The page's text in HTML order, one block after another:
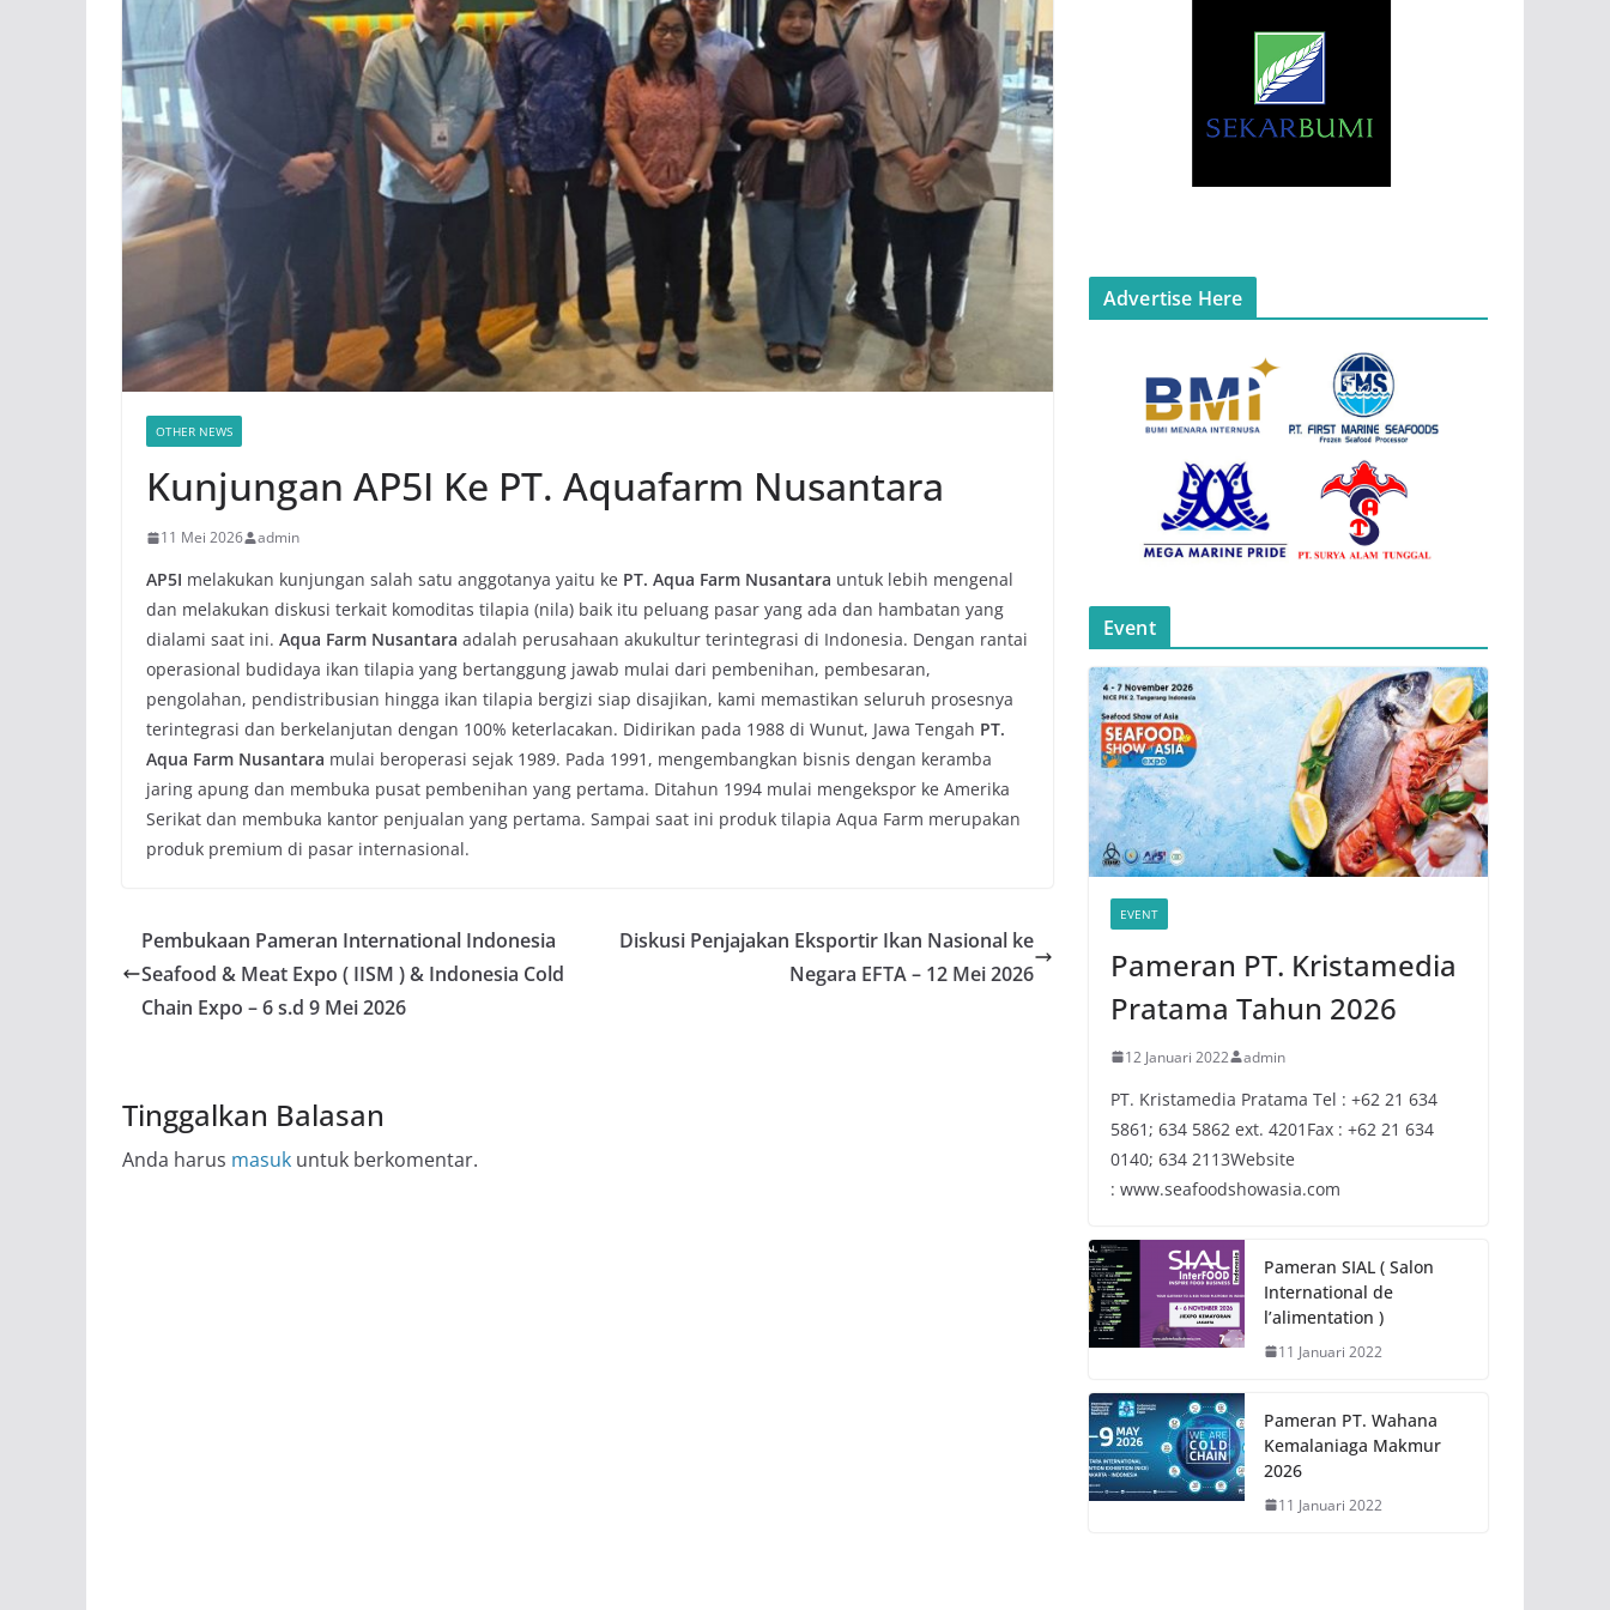
OTHER NEWS
Kunjungan AP5I Ke PT. Aquafarm Nusantara
11 Mei 2026 admin
AP5I melakukan kunjungan salah satu anggotanya yaitu ke PT. Aqua Farm Nusantara untuk lebih mengenal
dan melakukan diskusi terkait komoditas tilapia (nila) baik itu peluang pasar yang ada dan hambatan yang
dialami saat ini. Aqua Farm Nusantara adalah perusahaan akukultur terintegrasi di Indonesia. Dengan rantai
operasional budidaya ikan tilapia yang bertanggung jawab mulai dari pembenihan, pembesaran,
pengolahan, pendistribusian hingga ikan tilapia bergizi siap disajikan, kami memastikan seluruh prosesnya
terintegrasi dan berkelanjutan dengan 100% keterlacakan. Didirikan pada 1988 di Wunut, Jawa Tengah PT.
Aqua Farm Nusantara mulai beroperasi sejak 1989. Pada 1991, mengembangkan bisnis dengan keramba
jaring apung dan membuka pusat pembenihan yang pertama. Ditahun 1994 mulai mengekspor ke Amerika
Serikat dan membuka kantor penjualan yang pertama. Sampai saat ini produk tilapia Aqua Farm merupakan
produk premium di pasar internasional.
Pembukaan Pameran International Indonesia
Seafood & Meat Expo ( IISM ) & Indonesia Cold
Chain Expo – 6 s.d 9 Mei 2026
Diskusi Penjajakan Eksportir Ikan Nasional ke
Negara EFTA – 12 Mei 2026
Tinggalkan Balasan
Anda harus masuk untuk berkomentar.
Advertise Here
Event
EVENT
Pameran PT. Kristamedia
Pratama Tahun 2026
12 Januari 2022 admin
PT. Kristamedia Pratama Tel : +62 21 634
5861; 634 5862 ext. 4201Fax : +62 21 634
0140; 634 2113Website
: www.seafoodshowasia.com
Pameran SIAL ( Salon
International de
l’alimentation )
11 Januari 2022
Pameran PT. Wahana
Kemalaniaga Makmur
2026
11 Januari 2022